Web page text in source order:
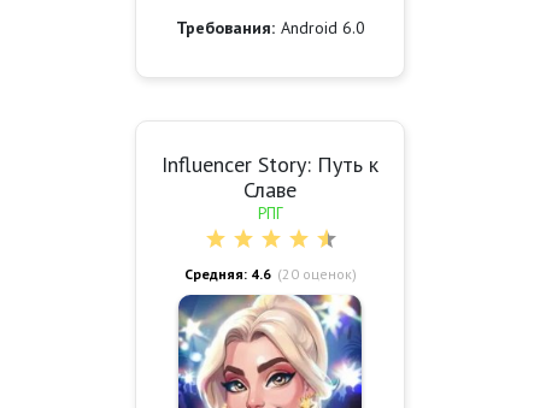
Требования: Android 6.0
Influencer Story: Путь к
Славе
РПГ
Средняя: 4.6 (20оценок)